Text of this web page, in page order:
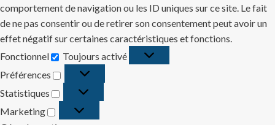
comportement de navigation ou les ID uniques sur ce site. Le fait
de ne pas consentir ou de retirer son consentement peut avoir un
effet négatif sur certaines caractéristiques et fonctions.
Fonctionnel
Fonctionnel
Toujours activé
Préférences
Préférences
Statistiques
Statistiques
Marketing
Marketing